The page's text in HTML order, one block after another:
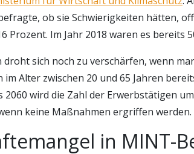
ob sie Schwierigkeiten hätten,
Prozent. Im Jahr 2018 waren es bereits
droht sich noch zu verschärfen, wenn
Alter zwischen 20 und 65 Jahren
2060 wird die Zahl der Erwerbstätigen
keine Maßnahmen ergriffen werden.
in MINT-